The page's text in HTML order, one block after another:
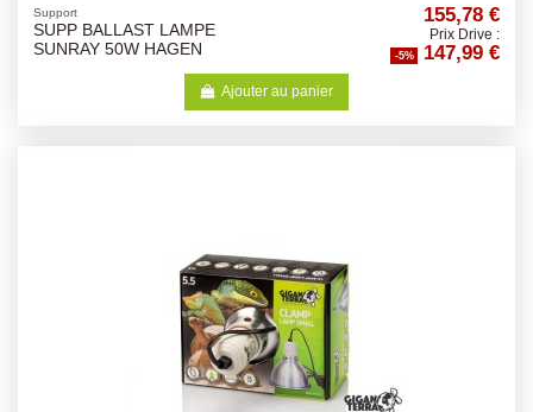
Support
SUPP BALLAST LAMPE
SUNRAY 50W HAGEN
155,78 €
Prix Drive :
-5% 147,99 €
Ajouter au panier